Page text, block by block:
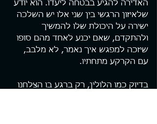
האדירה להגיע בבטחה ליעדו. הוא יודע
שלאיזון הרגשי בין שני אלו יש השלכה
ישירה על היכולת שלו להמשיך
ולהתקדם, שאם יכנע לאחד מהם סופו
שיזכה למפגש איך נאמר, לא מלבב,
עם הקרקע מתחתיו.
בדיוק כמו הלולין, רק ברגע בו הצלחנו